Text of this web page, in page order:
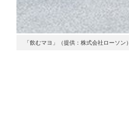
「飲むマヨ」（提供：株式会社ローソン）